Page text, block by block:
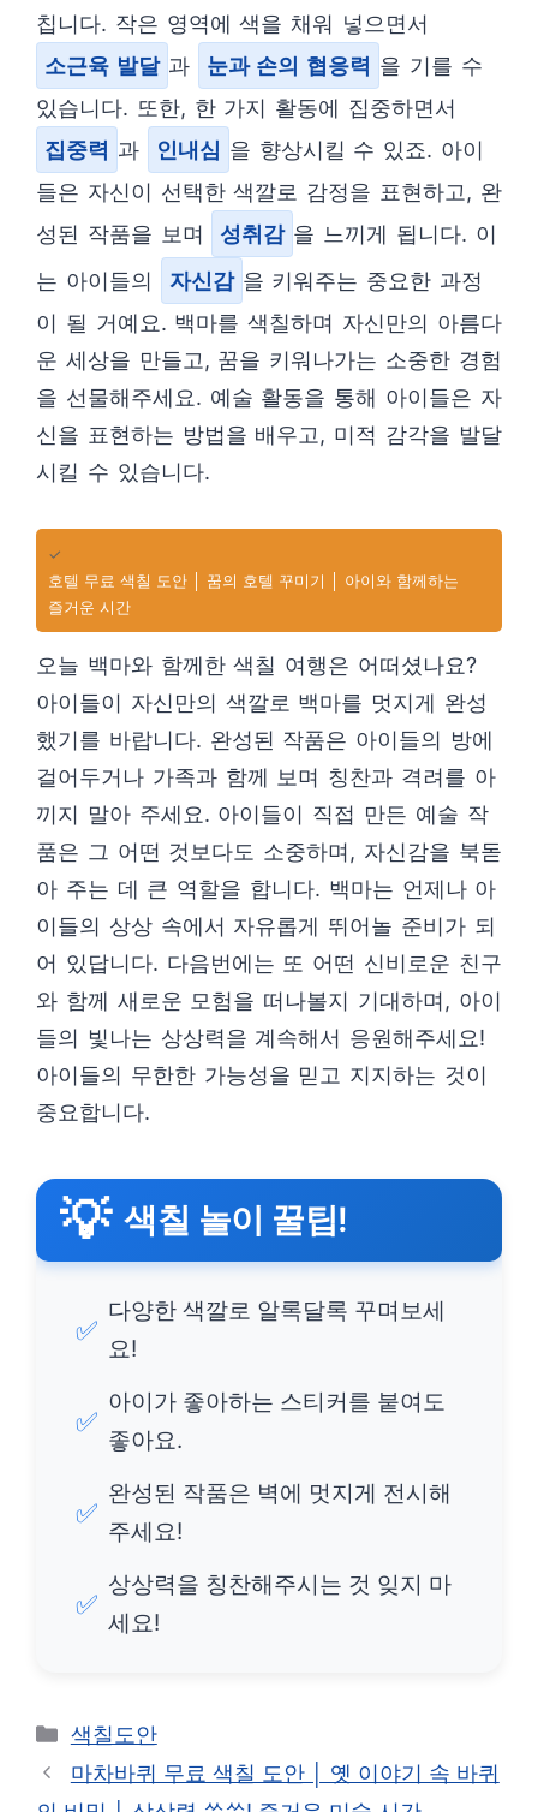
칩니다. 작은 영역에 색을 채워 넣으면서
소근육 발달 과 눈과 손의 협응력 을 기를 수
있습니다. 또한, 한 가지 활동에 집중하면서
집중력 과 인내심 을 향상시킬 수 있죠. 아이
들은 자신이 선택한 색깔로 감정을 표현하고, 완
성된 작품을 보며
성취감 을 느끼게 됩니다. 이
는 아이들의
자신감 을 키워주는 중요한 과정
이 될 거예요. 백마를 색칠하며 자신만의 아름다
운 세상을 만들고, 꿈을 키워나가는 소중한 경험
을 선물해주세요. 예술 활동을 통해 아이들은 자
신을 표현하는 방법을 배우고, 미적 감각을 발달
시킬 수 있습니다.
✓
호텔 무료 색칠 도안 │ 꿈의 호텔 꾸미기 │ 아이와 함께하는
즐거운 시간
오늘 백마와 함께한 색칠 여행은 어떠셨나요?
아이들이 자신만의 색깔로 백마를 멋지게 완성
했기를 바랍니다. 완성된 작품은 아이들의 방에
걸어두거나 가족과 함께 보며 칭찬과 격려를 아
끼지 말아 주세요. 아이들이 직접 만든 예술 작
품은 그 어떤 것보다도 소중하며, 자신감을 북돋
아 주는 데 큰 역할을 합니다. 백마는 언제나 아
이들의 상상 속에서 자유롭게 뛰어놀 준비가 되
어 있답니다. 다음번에는 또 어떤 신비로운 친구
와 함께 새로운 모험을 떠나볼지 기대하며, 아이
들의 빛나는 상상력을 계속해서 응원해주세요!
아이들의 무한한 가능성을 믿고 지지하는 것이
중요합니다.
💡 색칠 놀이 꿀팁!
✅
다양한 색깔로 알록달록 꾸며보세
요!
✅
아이가 좋아하는 스티커를 붙여도
좋아요.
✅
완성된 작품은 벽에 멋지게 전시해
주세요!
✅
상상력을 칭찬해주시는 것 잊지 마
세요!
카
테
색칠도안
마차바퀴 무료 색칠 도안 │ 옛 이야기 속 바퀴